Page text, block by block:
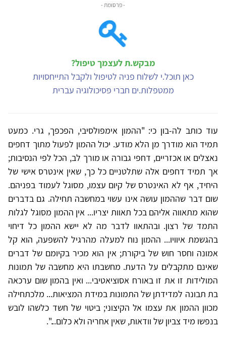
- פרסומת -
מבקש.ת לעצמך טיפול?
כאן תוכל.י לשלוח פניה לטיפול ולקבל התייחסויות
ממטפלות.ים חברי פסיכולוגיה עברית
עוד כותב לה-בון כי: "ההמון אימפולסיבי, הפכפך, גרי. כמעט
תמיד הוא מודרך מן הלא מודע. יכול ההמון לפעול מתוך דחפים
נאצלים או אכזריים, דחפי גבורה או מורך לב, הכל לפי הנסיבות;
אך תמיד דחפים אלה שתלטניים כל כך, שאין אינטרס אישי של
היחיד, אף לא האינטרס של קיום עצמו, מסוגל לעמוד בפניהם.
שום דבר שההמון עושה אינו עשוי במחשבה תחילה. גם בדברים
שהוא מתאווה אליהם בכל תאוות יצריו... אין ההמון מסוגל לגלות
התמד של רצון. ובהתאוו לדבר מה לא יישא ההמון כל דיחוי
בהגשמת איוויו... ההמון נוח למעלה מהרגיל להשפעה, הוא קל
אמונה וחסר חוש של ביקורת; אין הוא מכיר בקיומם של דברים
שאינם מתקבלים על הדעת. מחשבתו היא מחשבה של תמונות
המולידות זו את זו באורח אסוציאטיבי... ואין בהמון שום ערכאה
בת תבונה למדידתן של התמונות במידת המציאות... מלכתחילה
מכוון ההמון את עצמו אל הקיצוני; ביטוי של חשד כלשהו לובש
בנפשו מיד צביון של וודאות, שאין אחריה ולא כלום...".